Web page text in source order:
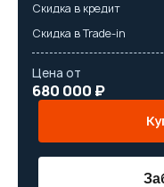
Скидка в кредит
Скидка в Trade-in
Цена от
680 000 ₽